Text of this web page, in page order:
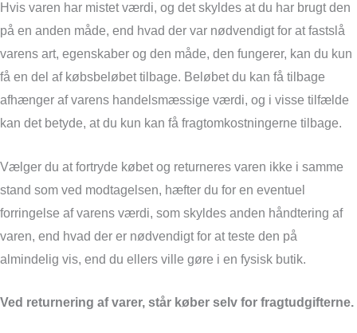
Hvis varen har mistet værdi, og det skyldes at du har brugt den
på en anden måde, end hvad der var nødvendigt for at fastslå
varens art, egenskaber og den måde, den fungerer, kan du kun
få en del af købsbeløbet tilbage. Beløbet du kan få tilbage
afhænger af varens handelsmæssige værdi, og i visse tilfælde
kan det betyde, at du kun kan få fragtomkostningerne tilbage.
Vælger du at fortryde købet og returneres varen ikke i samme
stand som ved modtagelsen, hæfter du for en eventuel
forringelse af varens værdi, som skyldes anden håndtering af
varen, end hvad der er nødvendigt for at teste den på
almindelig vis, end du ellers ville gøre i en fysisk butik.
Ved returnering af varer, står køber selv for fragtudgifterne.